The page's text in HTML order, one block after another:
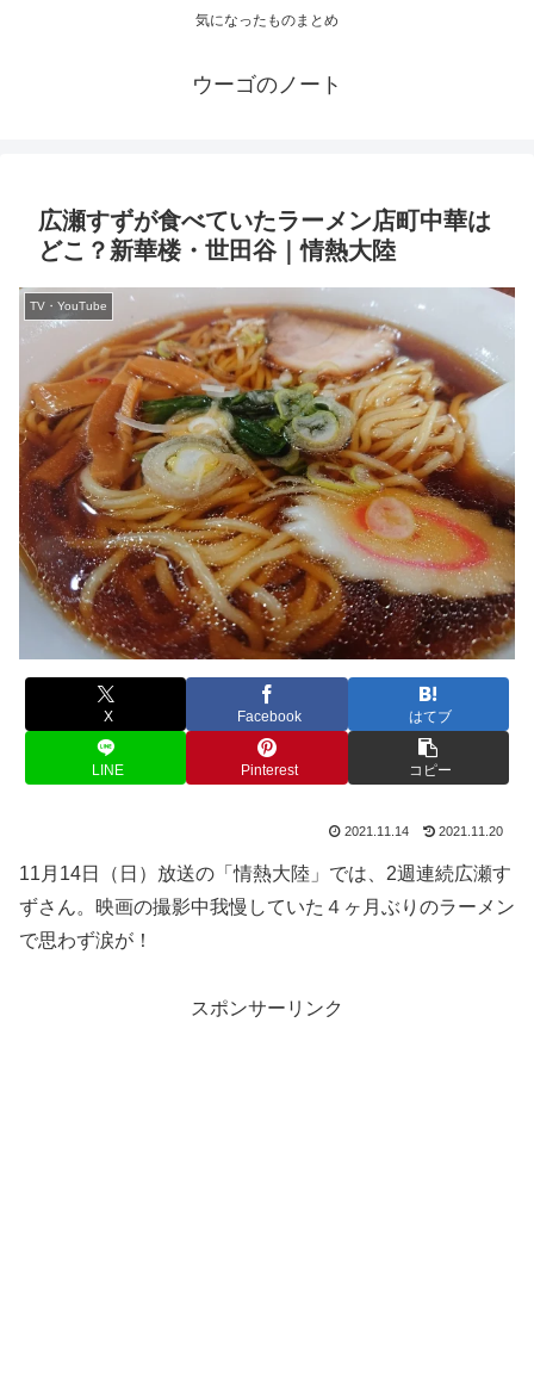
気になったものまとめ
ウーゴのノート
広瀬すずが食べていたラーメン店町中華は
どこ？新華楼・世田谷｜情熱大陸
TV・YouTube
X Facebook はてブ
LINE Pinterest コピー
2021.11.14 2021.11.20
11月14日（日）放送の「情熱大陸」では、2週連続広瀬す
ずさん。映画の撮影中我慢していた４ヶ月ぶりのラーメン
で思わず涙が！
スポンサーリンク